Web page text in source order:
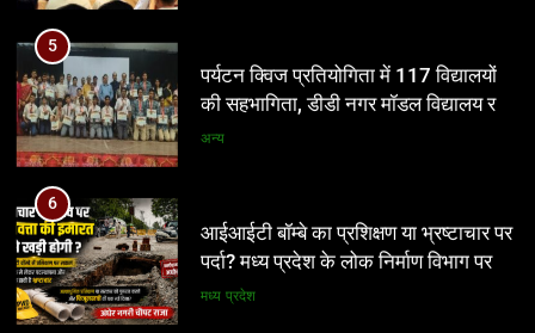
पर्दा? मध्य प्रदेश के लोक निर्माण विभाग पर
उठे बड़े सवाल
मध्य प्रदेश
7
नेतृत्व के सान्निध्य और हजारों युवाओं के समक्ष
पदभार ग्रहण समारोह कल
अन्य
8
5
पर्यटन क्विज प्रतियोगिता में 117 विद्यालयों
की सहभागिता, डीडी नगर मॉडल विद्यालय रहा
6
आईआईटी बॉम्बे का प्रशिक्षण या भ्रष्टाचार पर
पर्दा? मध्य प्रदेश के लोक निर्माण विभाग पर
उठे बड़े सवाल
मध्य प्रदेश